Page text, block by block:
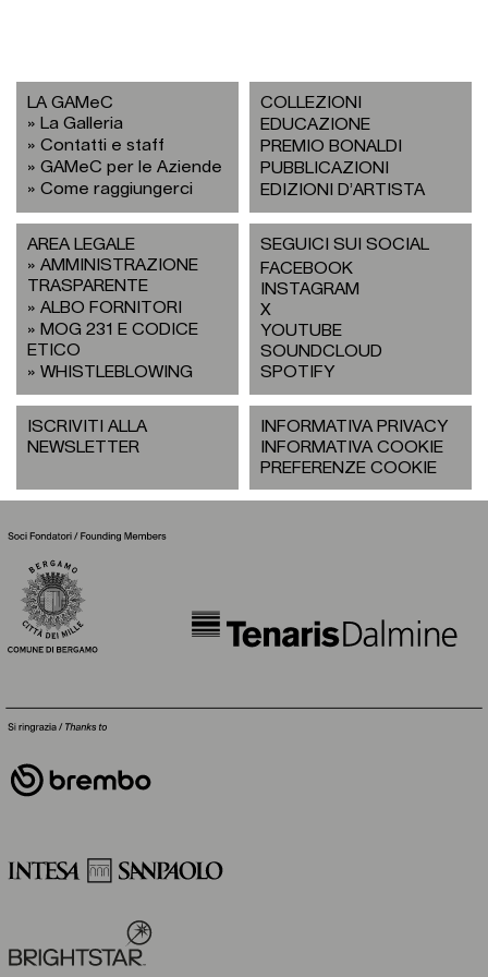
LA GAMeC
La Galleria
Contatti e staff
GAMeC per le Aziende
Come raggiungerci
COLLEZIONI
EDUCAZIONE
PREMIO BONALDI
PUBBLICAZIONI
EDIZIONI D’ARTISTA
AREA LEGALE
AMMINISTRAZIONE
TRASPARENTE
ALBO FORNITORI
MOG 231 E CODICE
ETICO
WHISTLEBLOWING
SEGUICI SUI SOCIAL
FACEBOOK
INSTAGRAM
X
YOUTUBE
SOUNDCLOUD
SPOTIFY
ISCRIVITI ALLA
NEWSLETTER
INFORMATIVA PRIVACY
INFORMATIVA COOKIE
PREFERENZE COOKIE